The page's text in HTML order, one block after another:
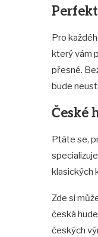
Pro
který vám
přesné.
bude
České
Ptáte se,
klasických
Zde si
česká
českých